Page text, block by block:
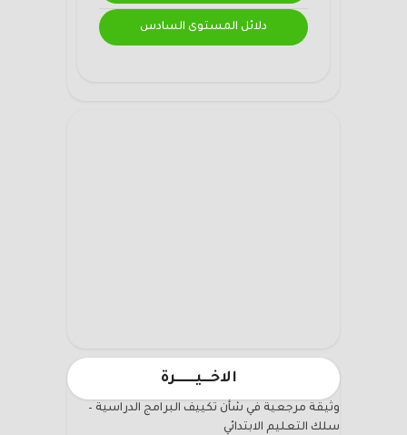
دلائل المستوى السادس
الاخـــيـــــــرة
وثيقة مرجعية في شأن تكييف البرامج الدراسية –
سلك التعليم الابتدائي